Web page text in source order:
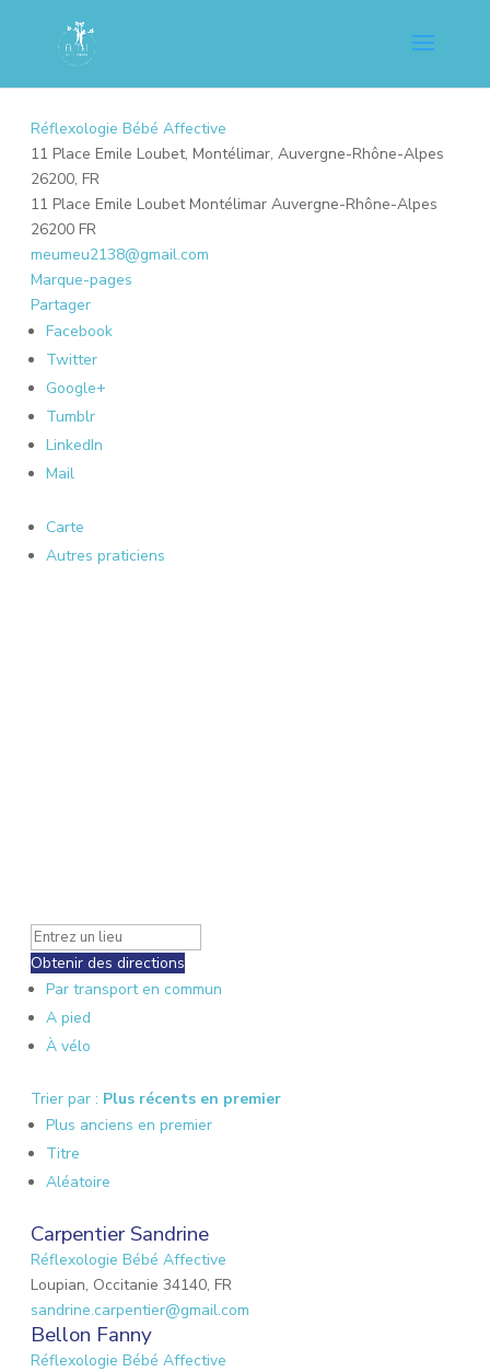
Réflexologie Bébé Affective
11 Place Emile Loubet, Montélimar, Auvergne-Rhône-Alpes
26200, FR
11 Place Emile Loubet Montélimar Auvergne-Rhône-Alpes
26200 FR
meumeu2138@gmail.com
Marque-pages
Partager
Facebook
Twitter
Google+
Tumblr
LinkedIn
Mail
Carte
Autres praticiens
Obtenir des directions
Par transport en commun
A pied
À vélo
Trier par : Plus récents en premier
Plus anciens en premier
Titre
Aléatoire
Carpentier Sandrine
Réflexologie Bébé Affective
Loupian, Occitanie 34140, FR
sandrine.carpentier@gmail.com
Bellon Fanny
Réflexologie Bébé Affective